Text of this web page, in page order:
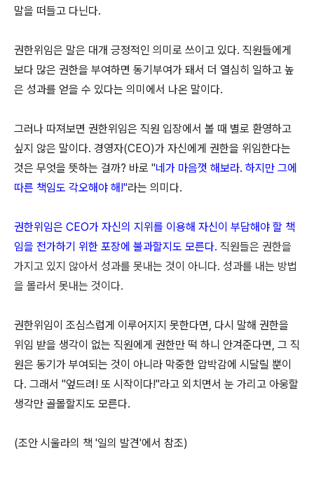
말을 떠들고 다닌다.
권한위임은 말은 대개 긍정적인 의미로 쓰이고 있다. 직원들에게
보다 많은 권한을 부여하면 동기부여가 돼서 더 열심히 일하고 높
은 성과를 얻을 수 있다는 의미에서 나온 말이다.
그러나 따져보면 권한위임은 직원 입장에서 볼 때 별로 환영하고
싶지 않은 말이다. 경영자(CEO)가 자신에게 권한을 위임한다는
것은 무엇을 뜻하는 걸까? 바로 "네가 마음껏 해보라. 하지만 그에
따른 책임도 각오해야 해!"라는 의미다.
권한위임은 CEO가 자신의 지위를 이용해 자신이 부담해야 할 책
임을 전가하기 위한 포장에 불과할지도 모른다. 직원들은 권한을
가지고 있지 않아서 성과를 못내는 것이 아니다. 성과를 내는 방법
을 몰라서 못내는 것이다.
권한위임이 조심스럽게 이루어지지 못한다면, 다시 말해 권한을
위임 받을 생각이 없는 직원에게 권한만 떡 하니 안겨준다면, 그 직
원은 동기가 부여되는 것이 아니라 막중한 압박감에 시달릴 뿐이
다. 그래서 "엎드려! 또 시작이다!"라고 외치면서 눈 가리고 아웅할
생각만 골몰할지도 모른다.
(조안 시울라의 책 '일의 발견'에서 참조)